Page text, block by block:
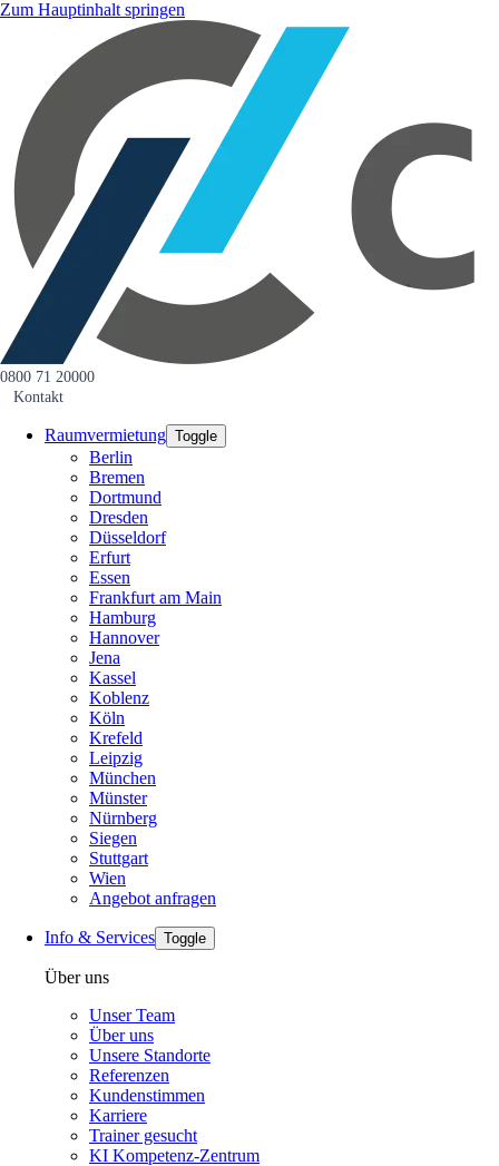
Zum Hauptinhalt springen
0800 71 20000
Kontakt
Raumvermietung Toggle
Berlin
Bremen
Dortmund
Dresden
Düsseldorf
Erfurt
Essen
Frankfurt am Main
Hamburg
Hannover
Jena
Kassel
Koblenz
Köln
Krefeld
Leipzig
München
Münster
Nürnberg
Siegen
Stuttgart
Wien
Angebot anfragen
Info & Services Toggle
Über uns
Unser Team
Über uns
Unsere Standorte
Referenzen
Kundenstimmen
Karriere
Trainer gesucht
KI Kompetenz-Zentrum